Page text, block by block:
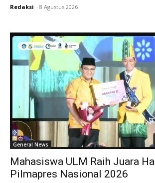
Redaksi - 8 Agustus 2026
General News
Mahasiswa ULM Raih Juara
Pilmapres Nasional 2026